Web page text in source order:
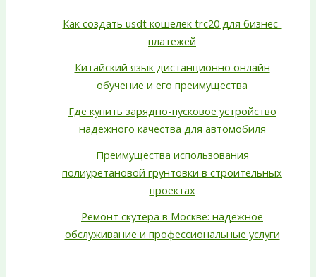
Как создать usdt кошелек trc20 для бизнес-
платежей
Китайский язык дистанционно онлайн
обучение и его преимущества
Где купить зарядно-пусковое устройство
надежного качества для автомобиля
Преимущества использования
полиуретановой грунтовки в строительных
проектах
Ремонт скутера в Москве: надежное
обслуживание и профессиональные услуги